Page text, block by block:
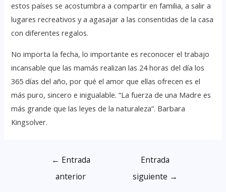
estos países se acostumbra a compartir en familia, a salir a
lugares recreativos y a agasajar a las consentidas de la casa
con diferentes regalos.
No importa la fecha, lo importante es reconocer el trabajo
incansable que las mamás realizan las 24 horas del día los
365 días del año, por qué el amor que ellas ofrecen es el
más puro, sincero e inigualable. “La fuerza de una Madre es
más grande que las leyes de la naturaleza”. Barbara
Kingsolver.
← Entrada
anterior
Entrada
siguiente →